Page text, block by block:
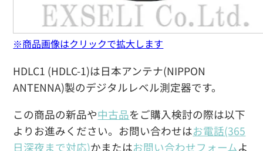
HDLC1 (HDLC-1)は日本アンテナ(NIPPON
ANTENNA)製のデジタルレベル測定器です。
この商品の新品や中古品をご購入検討の際は以下
よりお進みください。お問い合わせはお電話(365
日深夜まで対応)かまたはお問い合わせフォームよ
※商品画像はクリックで拡大します